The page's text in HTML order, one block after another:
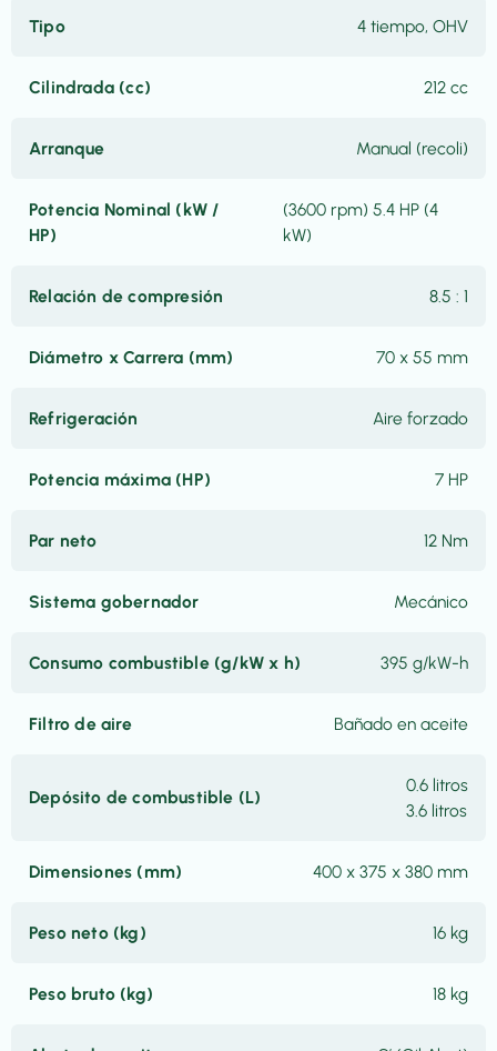
Tipo 4 tiempo, OHV
Cilindrada (cc) 212 cc
Arranque Manual (recoli)
Potencia Nominal (kW /
HP)
(3600 rpm) 5.4 HP (4
kW)
Relación de compresión 8.5 : 1
Diámetro x Carrera (mm) 70 x 55 mm
Refrigeración Aire forzado
Potencia máxima (HP) 7 HP
Par neto 12 Nm
Sistema gobernador Mecánico
Consumo combustible (g/kW x h) 395 g/kW-h
Filtro de aire Bañado en aceite
Depósito de combustible (L)
0.6 litros
3.6 litros
Dimensiones (mm) 400 x 375 x 380 mm
Peso neto (kg) 16 kg
Peso bruto (kg) 18 kg